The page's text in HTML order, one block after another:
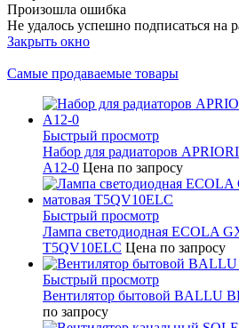
Произошла ошибка
Не удалось успешно подписаться на
Закрыть окно
Самые продаваемые товары
Быстрый просмотр
Набор для радиаторов
A12-0 Цена по запросу
Быстрый просмотр
Лампа светодиодная ECOLA
T5QV10ELC Цена по запросу
Быстрый просмотр
Вентилятор бытовой BALLU
по запросу